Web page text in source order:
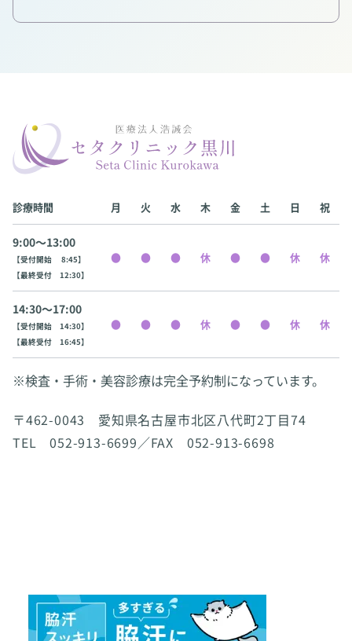
診療時間 月 火 水 木 金 土 日 祝
9:00〜13:00
【受付開始 8:45】
【最終受付 12:30】
14:30〜17:00
【受付開始 14:30】
【最終受付 16:45】
※検査・手術・美容診療は完全予約制になっています。
〒462-0043 愛知県名古屋市北区八代町2丁目74
TEL 052-913-6699／FAX 052-913-6698